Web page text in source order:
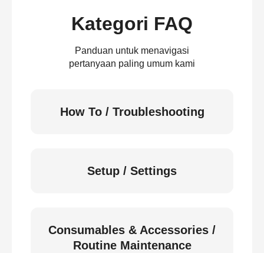
Kategori FAQ
Panduan untuk menavigasi
pertanyaan paling umum kami
How To / Troubleshooting
Setup / Settings
Consumables & Accessories /
Routine Maintenance